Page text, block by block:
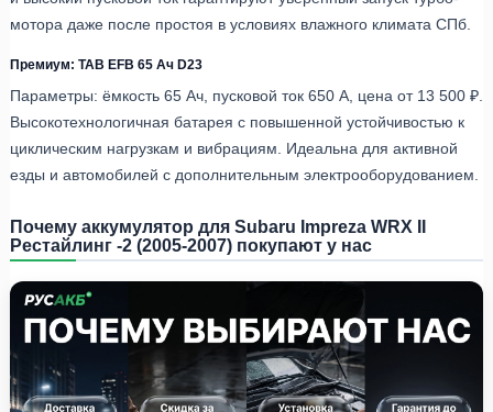
мотора даже после простоя в условиях влажного климата СПб.
Премиум: TAB EFB 65 Ач D23
Параметры: ёмкость 65 Ач, пусковой ток 650 А, цена от 13 500 ₽.
Высокотехнологичная батарея с повышенной устойчивостью к
циклическим нагрузкам и вибрациям. Идеальна для активной
езды и автомобилей с дополнительным электрооборудованием.
Почему аккумулятор для Subaru Impreza WRX II
Рестайлинг -2 (2005-2007) покупают у нас